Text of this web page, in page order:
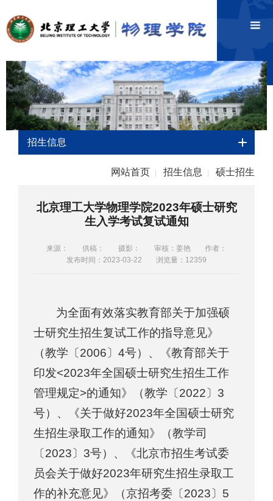
招生信息
网站首页 招生信息 硕士招生
北京理工大学物理学院2023年硕士研究
生入学考试复试通知
来源： 供稿： 摄影： 审核：姜艳
作者：
发布时间：2023-03-22
浏览量： 12359
为全面有效落实教育部关于加强硕
士研究生招生复试工作的指导意见》
（教学〔2006〕4号）、《教育部关于
印发<2023年全国硕士研究生招生工作
管理规定>的通知》（教学〔2022〕3
号）、《关于做好2023年全国硕士研究
生招生录取工作的通知》（教学司
〔2023〕3号）、《北京市招生考试委
员会关于做好2023年研究生招生录取工
作的补充意见》（京招考委〔2023〕5